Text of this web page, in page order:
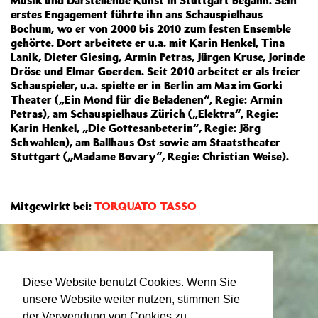
Diese Website benutzt Cookies. Wenn Sie
unsere Website weiter nutzen, stimmen Sie
erstes Engagement führte ihn ans Schauspielhaus
Bochum, wo er von 2000 bis 2010 zum festen Ensemble
gehörte. Dort arbeitete er u.a. mit Karin Henkel, Tina
Lanik, Dieter Giesing, Armin Petras, Jürgen Kruse, Jorinde
Dröse und Elmar Goerden. Seit 2010 arbeitet er als freier
Schauspieler, u.a. spielte er in Berlin am Maxim Gorki
Theater („Ein Mond für die Beladenen“, Regie: Armin
Petras), am Schauspielhaus Zürich („Elektra“, Regie:
Karin Henkel, „Die Gottesanbeterin“, Regie: Jörg
Schwahlen), am Ballhaus Ost sowie am Staatstheater
Stuttgart („Madame Bovary“, Regie: Christian Weise).
Mitgewirkt bei: TORQUATO TASSO